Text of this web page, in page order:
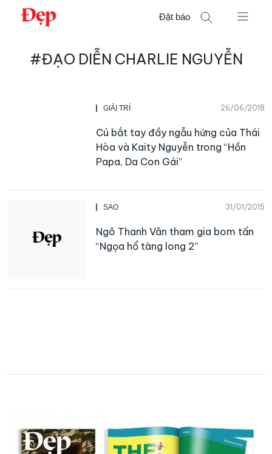
Chuyển
Đặt báo
kiếm#ĐẠO DIỄN CHARLIE NGUYỄN
GIẢI TRÍ 26/06/2018
Cú bắt tay đầy ngẫu hứng của Thái
Hòa và Kaity Nguyễn trong “Hồn
Papa, Da Con Gái”
SAO 31/01/2015
Ngô Thanh Vân tham gia bom tấn
“Ngọa hổ tàng long 2”